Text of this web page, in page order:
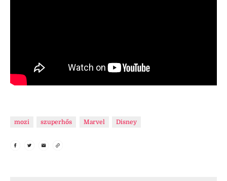
mozi szuperhős Marvel Disney